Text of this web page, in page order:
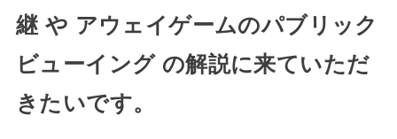
継 や アウェイゲームのパブリック
ビューイング の解説に来ていただ
きたいです。